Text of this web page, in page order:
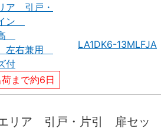
ア 引戸・
ン
左右兼用
付
まで約6日
LA1DK6-13MLFJA
リア 引戸・片引 扉セッ